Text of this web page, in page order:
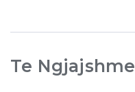
Te Ngjajshme